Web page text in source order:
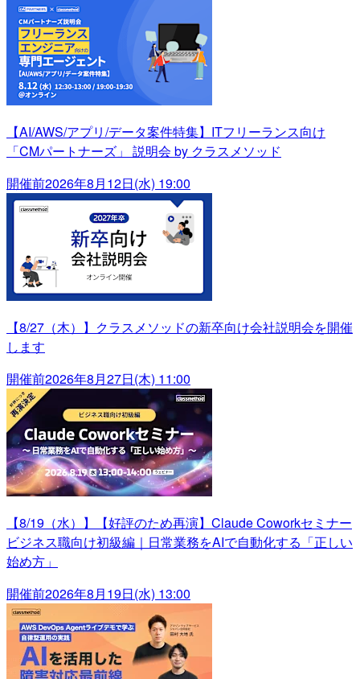
【AI/AWS/アプリ/データ案件特集】ITフリーランス向け
「CMパートナーズ」 説明会 by クラスメソッド
開催前2026年8月12日(水) 19:00
【8/27（木）】クラスメソッドの新卒向け会社説明会を開催
します
開催前2026年8月27日(木) 11:00
【8/19（水）】【好評のため再演】Claude Coworkセミナー
ビジネス職向け初級編｜日常業務をAIで自動化する「正しい
始め方」
開催前2026年8月19日(水) 13:00